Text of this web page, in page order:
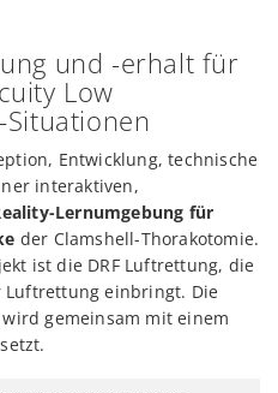
und -erhalt für
Low
Situationen
Entwicklung, technische
interaktiven,
Lernumgebung für
der Clamshell-Thorakotomie.
ist die DRF Luftrettung, die
Luftrettung einbringt. Die
gemeinsam mit einem